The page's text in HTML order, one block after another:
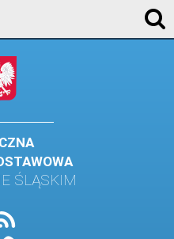
ŚLĄSKIM